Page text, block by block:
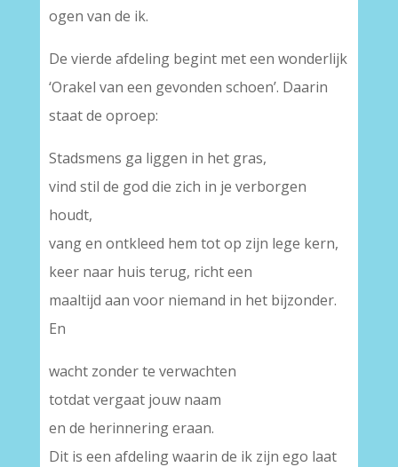
ogen van de ik.
De vierde afdeling begint met een wonderlijk
‘Orakel van een gevonden schoen’. Daarin
staat de oproep:
Stadsmens ga liggen in het gras,
vind stil de god die zich in je verborgen
houdt,
vang en ontkleed hem tot op zijn lege kern,
keer naar huis terug, richt een
maaltijd aan voor niemand in het bijzonder.
En
wacht zonder te verwachten
totdat vergaat jouw naam
en de herinnering eraan.
Dit is een afdeling waarin de ik zijn ego laat